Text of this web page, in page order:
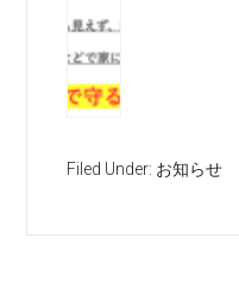
Filed Under: お知らせ